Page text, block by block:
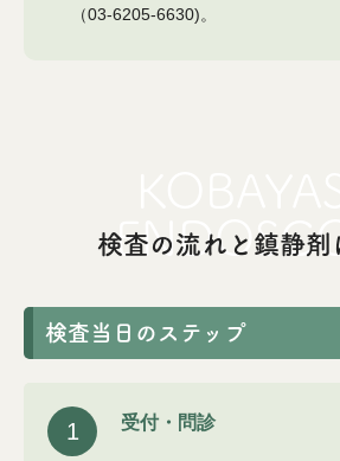
（03-6205-6630)。
検査の流れと鎮静剤
検査当日のステップ
1 受付・問診